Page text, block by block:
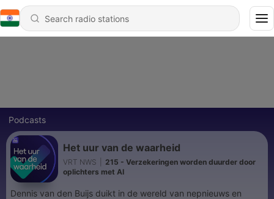
Podcasts
Het uur van de waarheid
VRT NWS
215 - Verzekeringen worden duurder door
oplichters met AI
Dennis van den Buijs duikt in de wereld van nepnieuws en